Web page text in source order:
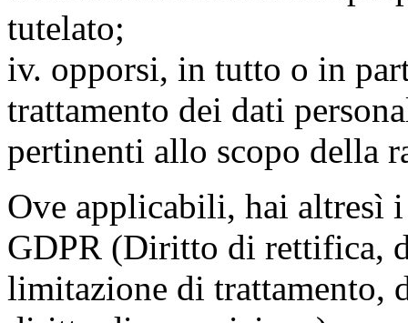
tutelato;
iv. opporsi, in tutto o in
trattamento dei dati
pertinenti allo scopo della
Ove applicabili, hai
GDPR (Diritto di rettifica,
limitazione di trattamento,